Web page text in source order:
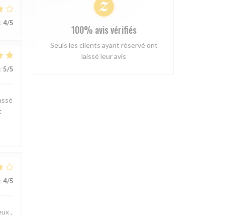
: 4/5
: 5/5
: 4/5
,
100% avis vérifiés
Seuls les clients ayant réservé ont
laissé leur avis